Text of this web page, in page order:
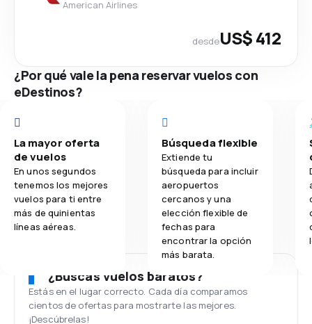
American Airlines
desdeUS$ 412
¿Por qué vale la pena reservar vuelos con
eDestinos?
La mayor oferta
de vuelos
En unos segundos
tenemos los mejores
vuelos para ti entre
más de quinientas
líneas aéreas.
Búsqueda flexible
Extiende tu
búsqueda para incluir
aeropuertos
cercanos y una
elección flexible de
fechas para
encontrar la opción
más barata.
¿Buscas vuelos baratos?
Estás en el lugar correcto. Cada día comparamos
cientos de ofertas para mostrarte las mejores.
¡Descúbrelas!